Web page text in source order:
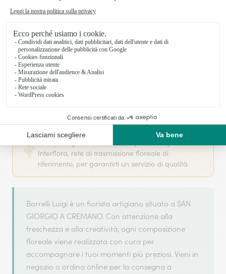
Il tuo fiorista artigiano a SAN GIORGIO A
Interflora, rete di trasmissione floreale di
riferimento, per garantirti un servizio di qualità.
Borrelli Luigi è un fiorista artigiano situato a SAN
GIORGIO A CREMANO. Con attenzione alla
freschezza e alla creatività, ogni composizione
floreale viene realizzata con cura per
accompagnare i tuoi momenti più preziosi. Vieni in
negozio o ordina online per la consegna a